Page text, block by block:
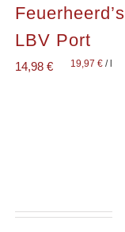
Feuerheerd’s
LBV Port
14,98 € 19,97 €/